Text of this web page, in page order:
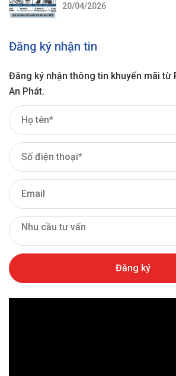
20/04/2026
Đăng ký nhận tin
Đăng ký nhận thông tin khuyến mãi từ
An Phát.